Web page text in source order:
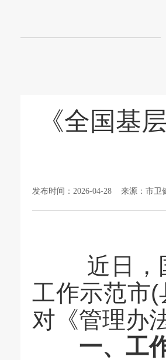
《全国基
发布时间：2026-04-28 来源：市卫
近日，国
工作示范市
对《管理办
一、工